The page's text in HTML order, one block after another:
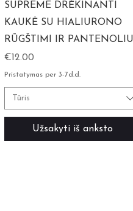
SUPREME DRĖKINANTI
KAUKĖ SU HIALIURONO
RŪGŠTIMI IR PANTENOLIU
Kaina
€12.00
Pristatymas per 3-7d.d.
Tūris
Užsakyti iš anksto